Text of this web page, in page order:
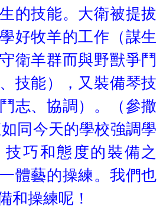
的技能。大衛被提拔
好牧羊的工作（謀生
衛羊群而與野獸爭鬥
技能），又裝備琴技
志、協調）。（參撒
如同今天的學校強調學
巧和態度的裝備之
體藝的操練。我們也
和操練呢！